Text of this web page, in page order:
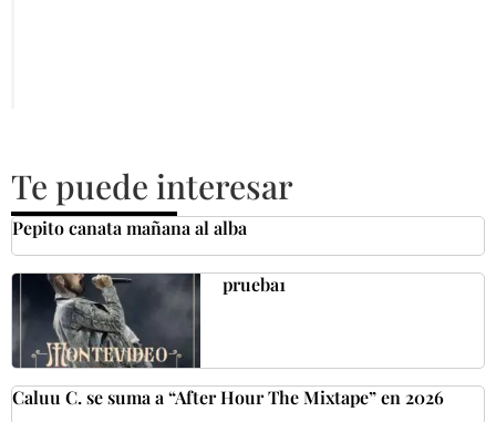
Te puede interesar
Pepito canata mañana al alba
prueba1
Caluu C. se suma a “After Hour The Mixtape” en 2026